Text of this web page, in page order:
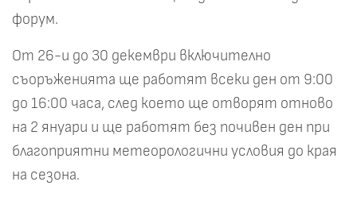
форум.
От 26-и до 30 декември включително
съоръженията ще работят всеки ден от 9:00
до 16:00 часа, след което ще отворят отново
на 2 януари и ще работят без почивен ден при
благоприятни метеорологични условия до края
на сезона.